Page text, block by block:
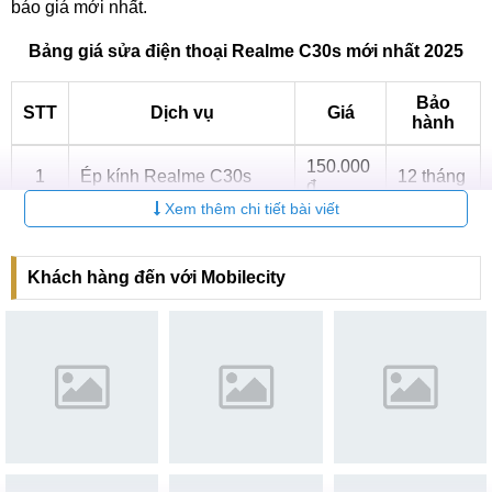
báo giá mới nhất.
Bảng giá sửa điện thoại Realme C30s mới nhất 2025
STT Dịch vụ Giá
Bảo
hành
1 Ép kính Realme C30s
150.000
đ
12 tháng
Thay màn hình Realme
650.000
Thay mặt kính Realme C30s khi nào?
tấm nền phía dưới khỏi nứt vỡ, trầy xước. Nếu không may
điện thoại bị một lực mạnh tác động làm lớp kính bị hỏng thì
Xem thêm chi tiết bài viết
Khách hàng đến với Mobilecity